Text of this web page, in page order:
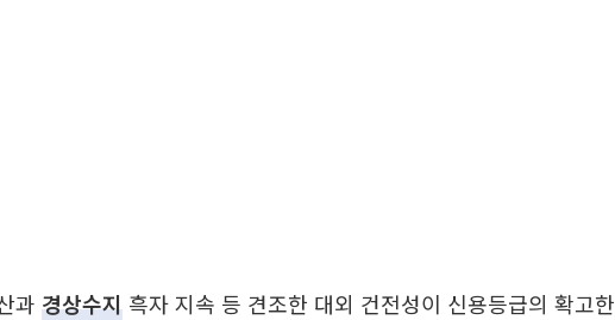
과 경상수지 흑자 지속 등 견조한 대외 건전성이 신용등급의 확고한